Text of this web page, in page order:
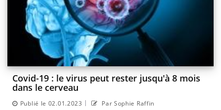
Covid-19 : le virus peut rester jusqu'à 8 mois
dans le cerveau
Publié le 02.01.2023 | Par Sophie Raffin